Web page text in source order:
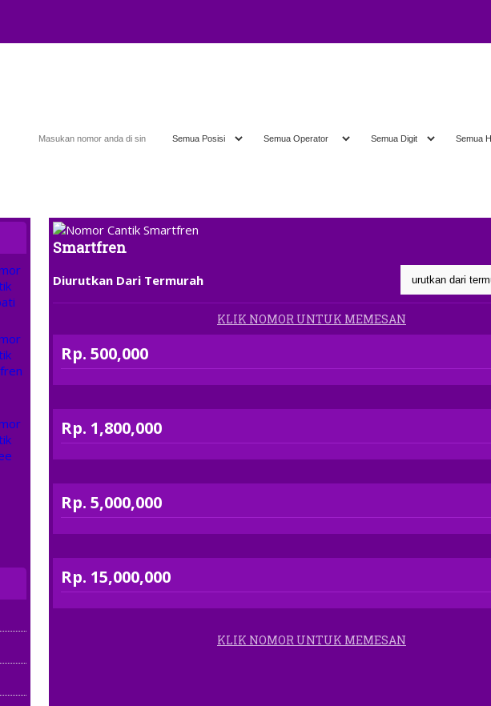
Smartfren
Diurutkan Dari Termurah
KLIK NOMOR UNTUK MEMESAN
Rp. 500,000
Rp. 1,800,000
Rp. 5,000,000
Rp. 15,000,000
KLIK NOMOR UNTUK MEMESAN